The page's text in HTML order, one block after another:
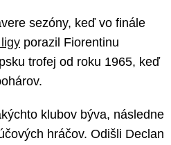
sezóny, keď vo finále
porazil Fiorentinu
trofej od roku 1965, keď
klubov býva, následne
hráčov. Odišli Declan